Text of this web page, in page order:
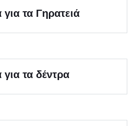
τα Γηρατειά
τα δέντρα